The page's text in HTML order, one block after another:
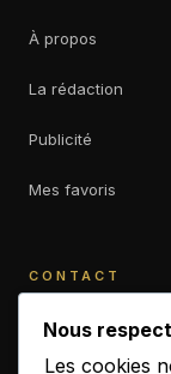
À propos
La rédaction
Publicité
Mes favoris
CONTACT
contact@b-
Nous
Les cookies